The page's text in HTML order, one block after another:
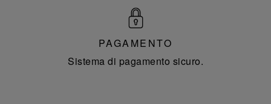
PAGAMENTO
Sistema di pagamento sicuro.